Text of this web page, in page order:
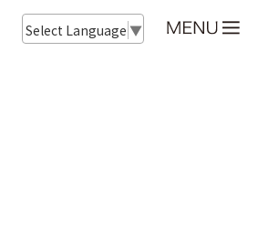
Select Language ▼